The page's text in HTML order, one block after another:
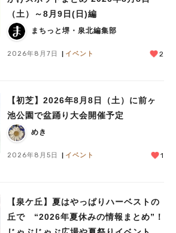
（土）～8月9日(日)編
まちっと堺・泉北編集部
2026年8月7日 イベント 2
【初芝】2026年8月8日（土）に前ヶ
池公園で盆踊り大会開催予定
めき
2026年8月5日 イベント 1
【泉ケ丘】夏はやっぱりハーベストの
丘で “2026年夏休みの情報まとめ”！
#光明池駅 #なかもず駅 #深井駅#ランチ#カフェ